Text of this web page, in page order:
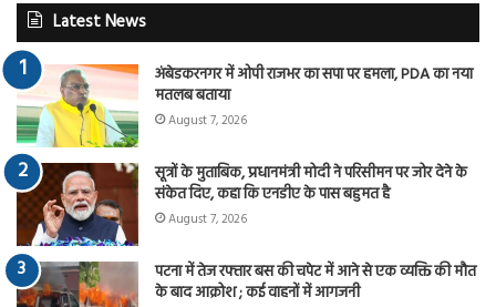
Latest News
अंबेडकरनगर में ओपी राजभर का सपा पर हमला, PDA का नया
मतलब बताया
August 7, 2026
सूत्रों के मुताबिक, प्रधानमंत्री मोदी ने परिसीमन पर जोर देने के
संकेत दिए, कहा कि एनडीए के पास बहुमत है
August 7, 2026
पटना में तेज रफ्तार बस की चपेट में आने से एक व्यक्ति की मौत
के बाद आक्रोश ; कई वाहनों में आगजनी